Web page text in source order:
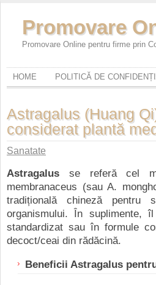
Promovare
Promovare Online pentru firme prin
HOME POLITICĂ DE
Astragalus (Huang
considerat plantă
Sanatate
Astragalus se referă cel
membranaceus (sau A.
tradițională chineză pentru
organismului. În suplimente,
standardizat sau în formule
decoct/ceai din rădăcină.
Beneficii Astragalus